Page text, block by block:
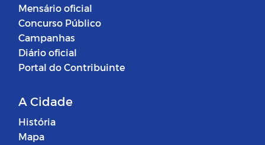
Mensário oficial
Concurso Público
Campanhas
Diário oficial
Portal do Contribuinte
A Cidade
História
Mapa